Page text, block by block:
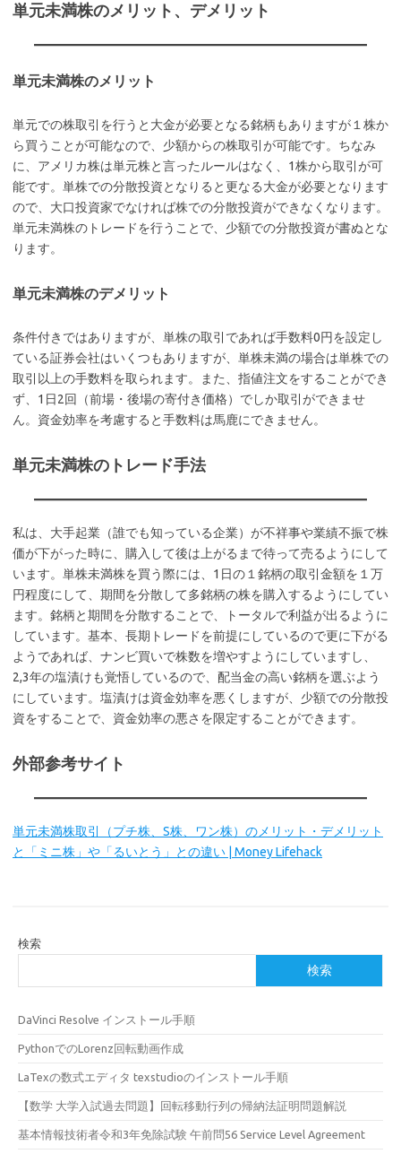
単元未満株のメリット、デメリット
単元未満株のメリット
単元での株取引を行うと大金が必要となる銘柄もありますが１株か
ら買うことが可能なので、少額からの株取引が可能です。ちなみ
に、アメリカ株は単元株と言ったルールはなく、1株から取引が可
能です。単株での分散投資となりると更なる大金が必要となります
ので、大口投資家でなければ株での分散投資ができなくなります。
単元未満株のトレードを行うことで、少額での分散投資が書ぬとな
ります。
単元未満株のデメリット
条件付きではありますが、単株の取引であれば手数料0円を設定し
ている証券会社はいくつもありますが、単株未満の場合は単株での
取引以上の手数料を取られます。また、指値注文をすることができ
ず、1日2回（前場・後場の寄付き価格）でしか取引ができませ
ん。資金効率を考慮すると手数料は馬鹿にできません。
単元未満株のトレード手法
私は、大手起業（誰でも知っている企業）が不祥事や業績不振で株
価が下がった時に、購入して後は上がるまで待って売るようにして
います。単株未満株を買う際には、1日の１銘柄の取引金額を１万
円程度にして、期間を分散して多銘柄の株を購入するようにしてい
ます。銘柄と期間を分散することで、トータルで利益が出るように
しています。基本、長期トレードを前提にしているので更に下がる
ようであれば、ナンビ買いで株数を増やすようにしていますし、
2,3年の塩漬けも覚悟しているので、配当金の高い銘柄を選ぶよう
にしています。塩漬けは資金効率を悪くしますが、少額での分散投
資をすることで、資金効率の悪さを限定することができます。
外部参考サイト
単元未満株取引（プチ株、S株、ワン株）のメリット・デメリット
と「ミニ株」や「るいとう」との違い | Money Lifehack
検索
検索
DaVinci Resolve インストール手順
PythonでのLorenz回転動画作成
LaTexの数式エディタ texstudioのインストール手順
【数学 大学入試過去問題】回転移動行列の帰納法証明問題解説
基本情報技術者令和3年免除試験 午前問56 Service Level Agreement